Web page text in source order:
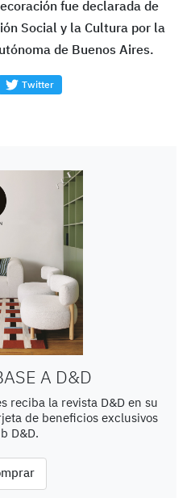
fue declarada de
Social y la Cultura por la
de Buenos Aires.
Twitter
A D&D
reciba la revista D&D en su
de beneficios exclusivos
D&D.